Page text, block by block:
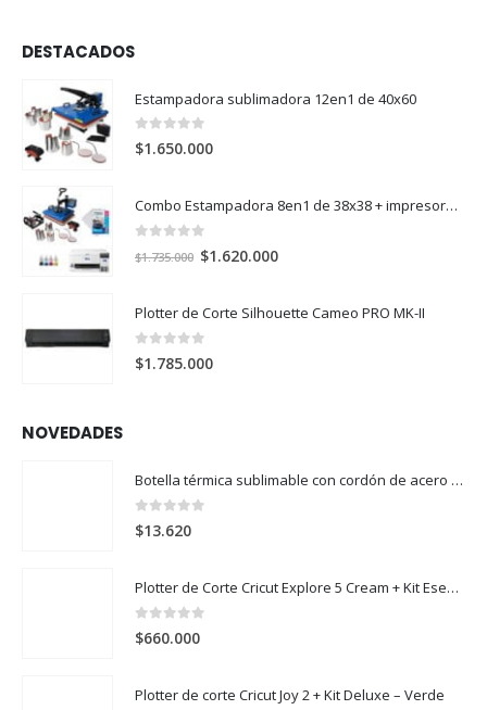
DESTACADOS
Estampadora sublimadora 12en1 de 40x60
0 out of 5
$1.650.000
Combo Estampadora 8en1 de 38x38 + impresora de sublimación Epson SureColor F170
$1.735.000 El
$1.735.000.
$1.620.000El
Plotter de Corte Silhouette Cameo PRO MK-II
0 out of 5
$1.785.000
NOVEDADES
Botella térmica sublimable con cordón de acero 304 500ml
0 out of 5
$13.620
Plotter de Corte Cricut Explore 5 Cream + Kit Esencial
0
$660.000
Plotter de corte Cricut Joy 2 + Kit Deluxe – Verde